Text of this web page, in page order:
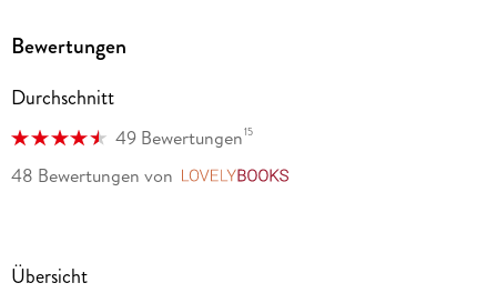
Kinderbücher.
Bewertungen
Durchschnitt
49 Bewertungen15
48 Bewertungen von
Übersicht